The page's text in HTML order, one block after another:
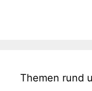
Themen rund